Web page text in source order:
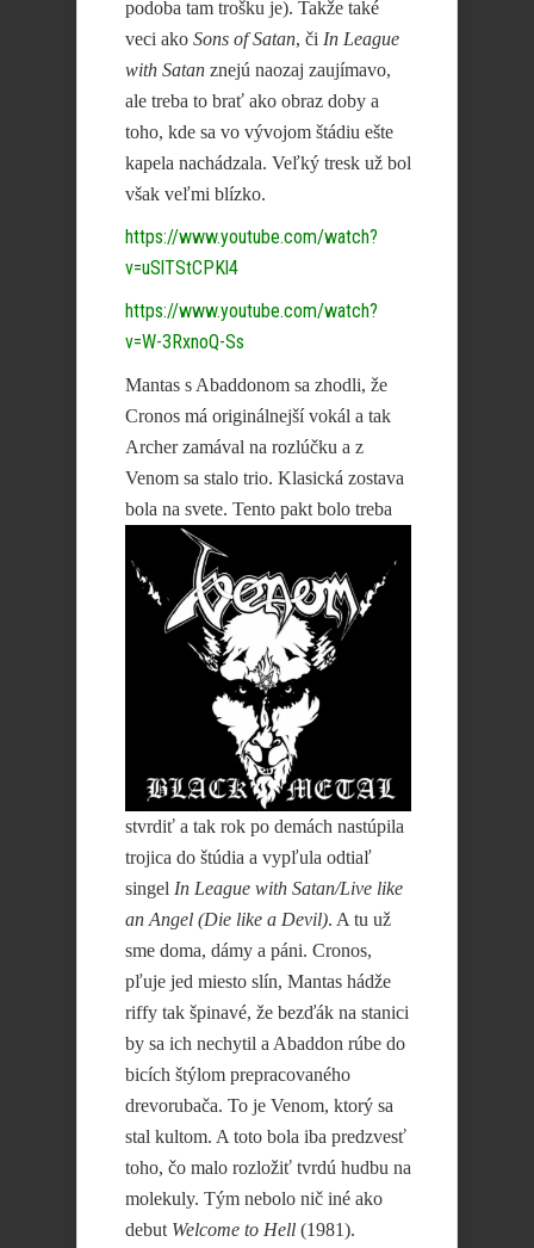
podoba tam trošku je). Takže také
veci ako Sons of Satan, či In League
with Satan znejú naozaj zaujímavo,
ale treba to brať ako obraz doby a
toho, kde sa vo vývojom štádiu ešte
kapela nachádzala. Veľký tresk už bol
však veľmi blízko.
https://www.youtube.com/watch?
v=uSlTStCPKl4
https://www.youtube.com/watch?
v=W-3RxnoQ-Ss
Mantas s Abaddonom sa zhodli, že
Cronos má originálnejší vokál a tak
Archer zamával na rozlúčku a z
Venom sa stalo trio. Klasická zostava
bola na svete. Tento pakt bolo treba
stvrdiť a tak rok po demách nastúpila
trojica do štúdia a vypľula odtiaľ
singel In League with Satan/Live like
an Angel (Die like a Devil). A tu už
sme doma, dámy a páni. Cronos,
pľuje jed miesto slín, Mantas hádže
riffy tak špinavé, že bezďák na stanici
by sa ich nechytil a Abaddon rúbe do
bicích štýlom prepracovaného
drevorubača. To je Venom, ktorý sa
stal kultom. A toto bola iba predzvesť
toho, čo malo rozložiť tvrdú hudbu na
molekuly. Tým nebolo nič iné ako
debut Welcome to Hell (1981).